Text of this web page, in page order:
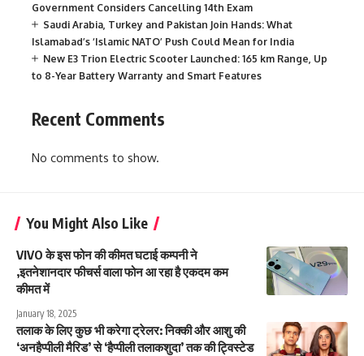
Government Considers Cancelling 14th Exam
Saudi Arabia, Turkey and Pakistan Join Hands: What
Islamabad’s ‘Islamic NATO’ Push Could Mean for India
New E3 Trion Electric Scooter Launched: 165 km Range, Up
to 8-Year Battery Warranty and Smart Features
Recent Comments
No comments to show.
You Might Also Like
VIVO के इस फोन की कीमत घटाई कम्पनी ने
,इतनेशानदार फीचर्स वाला फोन आ रहा है एकदम कम
कीमत में
January 18, 2025
तलाक के लिए कुछ भी करेगा ट्रेलर: निक्की और आशु की
‘अनहैप्पीली मैरिड’ से ‘हैप्पीली तलाकशुदा’ तक की ट्विस्टेड